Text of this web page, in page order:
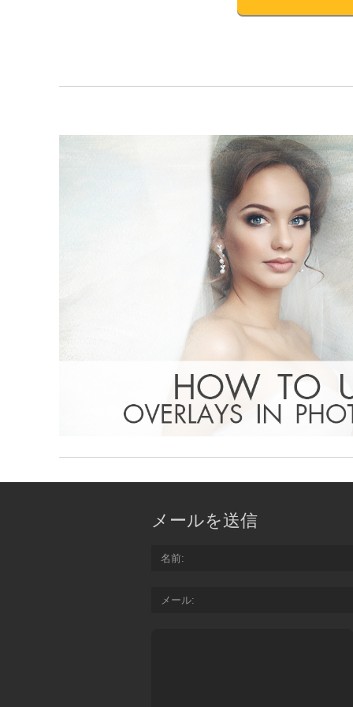
メールを送信
名前
メール